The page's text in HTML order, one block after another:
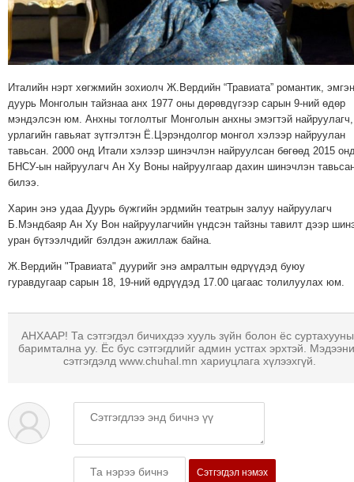
МЭДЭХҮЙ
ТЕХНОЛОГИ
ЭРДЭНЭТ
ЭРГЭН
ТОЙРОНД
ХАВРЫН
ЧУУЛГАНЫ
ЭРГЭН
"ОУВС"-
ИЙН
ЭРГЭН
ТОЙРОНД
ЭРГЭН
ДЭЛБЭРСЭН
ОСЛЫН
ЭРГЭН
Италийн нэрт хөгжмийн зохиолч Ж.Вердийн “Травиата” романтик,
дуурь Монголын тайзнаа анх 1977 оны дөрөвдүгээр сарын 9-ний өдөр
мэндэлсэн юм. Анхны тоглолтыг Монголын анхны эмэгтэй найруулагч,
урлагийн гавьяат зүтгэлтэн Ё.Цэрэндолгор монгол хэлээр найруулан
тавьсан. 2000 онд Итали хэлээр шинэчлэн найруулсан бөгөөд 2015
БНСУ-ын найруулагч Ан Ху Воны найруулгаар дахин шинэчлэн
билээ.
Харин энэ удаа Дуурь бүжгийн эрдмийн театрын залуу найруулагч
Б.Мэндбаяр Ан Ху Вон найруулагчийн үндсэн тайзны тавилт дээр
уран бүтээлчдийг бэлдэн ажиллаж байна.
Ж.Вердийн "Травиата" дуурийг энэ амралтын өдрүүдэд буюу
гуравдугаар сарын 18, 19-ний өдрүүдэд 17.00 цагаас толилуулах юм.
АНХААР! Та сэтгэгдэл бичихдээ хууль зүйн болон ёс
баримтална уу. Ёс бус сэтгэгдлийг админ устгах эрхтэй.
сэтгэгдэлд www.chuhal.mn хариуцлага хүлээхгүй.
Сэтгэгдэл нэмэх